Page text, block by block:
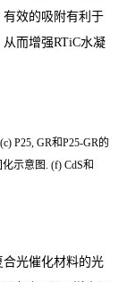
效的吸附有利于
而增强RTiC水凝
P25, GR和P25-GR的
示意图. (f) CdS和
合光催化材料的光